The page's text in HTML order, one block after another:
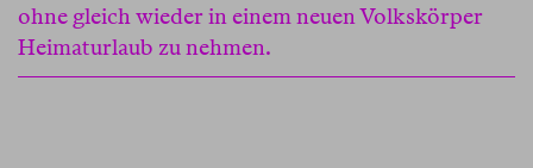
ohne gleich wieder in einem neuen Volkskörper
Heimaturlaub zu nehmen.